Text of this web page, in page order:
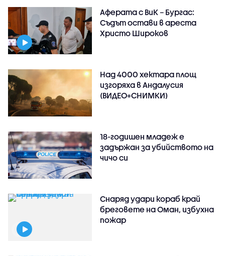
Аферата с ВиК – Бургас:
Съдът остави в ареста
Христо Широков
Над 4000 хектара площ
изгоряха в Андалусия
(ВИДЕО+СНИМКИ)
18-годишен младеж е
задържан за убийството на
чичо си
Снаряд удари кораб край
бреговете на Оман, избухна
пожар